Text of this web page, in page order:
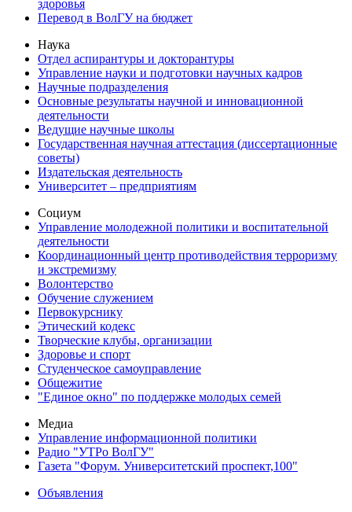
здоровья
Перевод в ВолГУ на бюджет
Наука
Отдел аспирантуры и докторантуры
Управление науки и подготовки научных кадров
Научные подразделения
Основные результаты научной и инновационной
деятельности
Ведущие научные школы
Государственная научная аттестация (диссертационные
советы)
Издательская деятельность
Университет – предприятиям
Социум
Управление молодежной политики и воспитательной
деятельности
Координационный центр противодействия терроризму
и экстремизму
Волонтерство
Обучение служением
Первокурснику
Этический кодекс
Творческие клубы, организации
Здоровье и спорт
Студенческое самоуправление
Общежитие
"Единое окно" по поддержке молодых семей
Медиа
Управление информационной политики
Радио "УТРо ВолГУ"
Газета "Форум. Университетский проспект,100"
Объявления